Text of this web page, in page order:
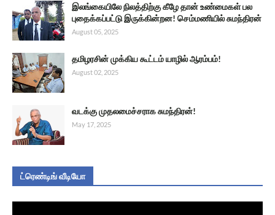
இலங்கையிலே நிலத்திற்கு கீழே தான் உண்மைகள் பல
புதைக்கப்பட்டு இருக்கின்றன! செம்மணியில் சுமந்திரன்
August 05, 2025
தமிழரசின் முக்கிய கூட்டம் யாழில் ஆரம்பம்!
August 02, 2025
வடக்கு முதலமைச்சராக சுமந்திரன்!
May 17, 2025
ட்ரெண்டிங் வீடியோ